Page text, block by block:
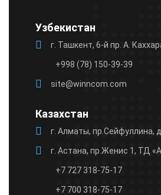
Узбекистан
г. Ташкент, 6-й пр. А.
+998 (78) 150-39-39
site@winncom.com
Казахстан
г. Алматы, пр.Сейфуллина,
г. Астана, пр.Женис 1, ТД
+7 727 318-75-17
+7 700 318-75-17